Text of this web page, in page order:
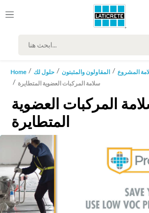
Home حلول لك المقاولون والمثبتون
سلامة المركبات العضوية المتطايرة
المركبات العضوية
المتطايرة